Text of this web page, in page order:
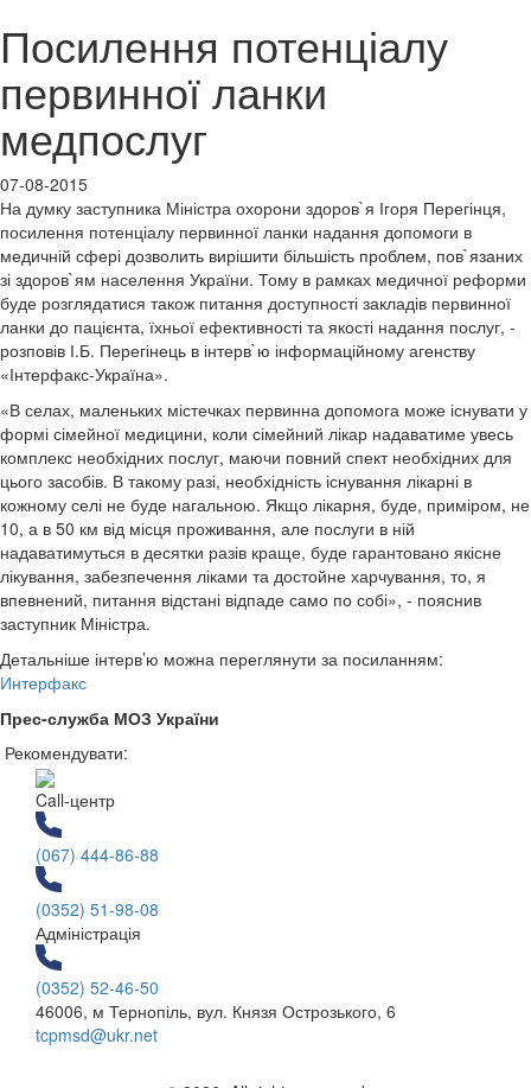
Посилення потенціалу
первинної ланки
медпослуг
07-08-2015
На думку заступника Міністра охорони здоров`я Ігоря Перегінця,
посилення потенціалу первинної ланки надання допомоги в
медичній сфері дозволить вирішити більшість проблем, пов`язаних
зі здоров`ям населення України. Тому в рамках медичної реформи
буде розглядатися також питання доступності закладів первинної
ланки до пацієнта, їхньої ефективності та якості надання послуг, -
розповів І.Б. Перегінець в інтерв`ю інформаційному агенству
«Інтерфакс-Україна».
«В селах, маленьких містечках первинна допомога може існувати у
формі сімейної медицини, коли сімейний лікар надаватиме увесь
комплекс необхідних послуг, маючи повний спект необхідних для
цього засобів. В такому разі, необхідність існування лікарні в
кожному селі не буде нагальною. Якщо лікарня, буде, приміром, не
10, а в 50 км від місця проживання, але послуги в ній
надаватимуться в десятки разів краще, буде гарантовано якісне
лікування, забезпечення ліками та достойне харчування, то, я
впевнений, питання відстані відпаде само по собі», - пояснив
заступник Міністра.
Детальніше інтерв’ю можна переглянути за посиланням:
Интерфакс
Прес-служба МОЗ України
Рекомендувати:
Call-центр
(067) 444-86-88
(0352) 51-98-08
Адміністрація
(0352) 52-46-50
46006, м Тернопіль, вул. Князя Острозького, 6
tcpmsd@ukr.net